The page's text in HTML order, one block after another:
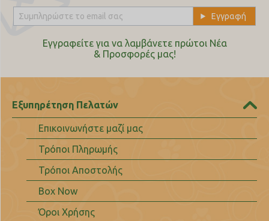
Εγγραφείτε για να λαμβάνετε πρώτοι Nέα
& Προσφορές μας!
Εξυπηρέτηση Πελατών
Επικοινωνήστε μαζί μας
Τρόποι Πληρωμής
Τρόποι Αποστολής
Box Now
Όροι Χρήσης